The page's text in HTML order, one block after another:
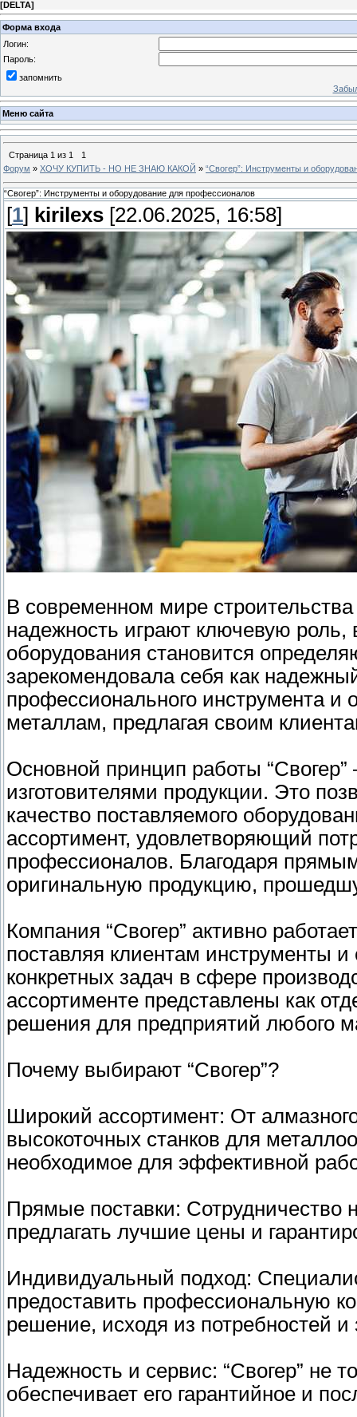
[DELTA]
Форма входа
Логин:
Пароль:
запомнить
Меню сайта
Страница 1 из 1
1
Форум » ХОЧУ КУПИТЬ - НО НЕ ЗНАЮ КАКОЙ » “Свогер”: Инструменты и
“Свогер”: Инструменты и оборудование для профессионалов
[1] kirilexs [22.06.2025, 16:58]
В современном мире строительства
надежность играют ключевую
оборудования становится
зарекомендовала себя как
профессионального инструмента и
металлам, предлагая своим
Основной принцип работы
изготовителями продукции. Это
качество поставляемого
ассортимент, удовлетворяющий
профессионалов. Благодаря прямым
оригинальную продукцию,
Компания “Свогер” активно
поставляя клиентам инструменты
конкретных задач в сфере
ассортименте представлены как
решения для предприятий любого
Почему выбирают “Свогер”?
Широкий ассортимент: От
высокоточных станков для
необходимое для эффективной
Прямые поставки: Сотрудничество
предлагать лучшие цены и
Индивидуальный подход:
предоставить профессиональную
решение, исходя из потребностей и
Надежность и сервис: “Свогер” не
обеспечивает его гарантийное и